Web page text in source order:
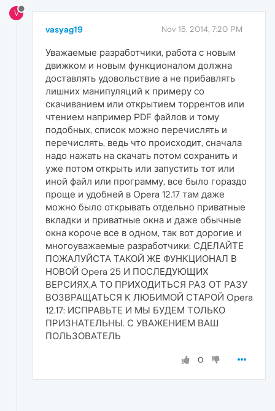
V
vasyag19 Nov 15, 2014, 7:20 PM
Уважаемые разработчики, работа с новым
движком и новым функционалом должна
доставлять удовольствие а не прибавлять
лишних манипуляций к примеру со
скачиванием или открытием торрентов или
чтением например PDF файлов и тому
подобных, список можно перечислять и
перечислять, ведь что происходит, сначала
надо нажать на скачать потом сохранить и
уже потом открыть или запустить тот или
иной файл или программу, все было гораздо
проще и удобней в Opera 12.17 там даже
можно было открывать отдельно приватные
вкладки и приватные окна и даже обычные
окна короче все в одном, так вот дорогие и
многоуважаемые разработчики: СДЕЛАЙТЕ
ПОЖАЛУЙСТА ТАКОЙ ЖЕ ФУНКЦИОНАЛ В
НОВОЙ Opera 25 И ПОСЛЕДУЮЩИХ
ВЕРСИЯХ,А ТО ПРИХОДИТЬСЯ РАЗ ОТ РАЗУ
ВОЗВРАЩАТЬСЯ К ЛЮБИМОЙ СТАРОЙ Opera
12.17: ИСПРАВЬТЕ И МЫ БУДЕМ ТОЛЬКО
ПРИЗНАТЕЛЬНЫ. С УВАЖЕНИЕМ ВАШ
ПОЛЬЗОВАТЕЛЬ
0